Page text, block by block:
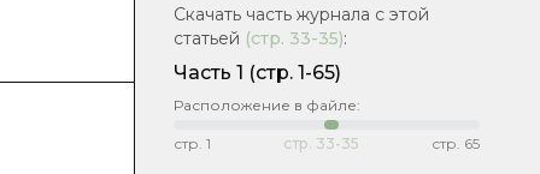
Скачать часть журнала с этой
статьей (стр. 33-35):
Часть 1 (стр. 1-65)
Расположение в файле:
стр. 1 стр. 33-35 стр. 65